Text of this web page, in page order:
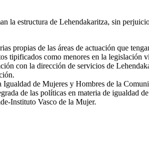
la estructura de Lehendakaritza, sin
propias de las áreas de actuación que
tipificados como menores en la legislación
con la dirección de servicios de
de Mujeres y Hombres de la
de las políticas en materia de
Instituto Vasco de la Mujer.